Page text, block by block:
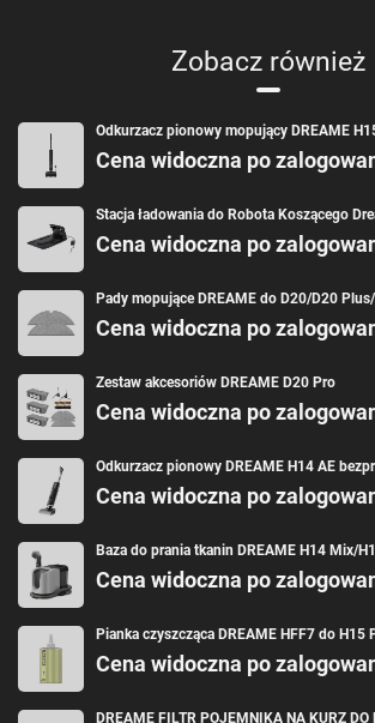
Zobacz również
Odkurzacz pionowy mopujący DREAME
Cena widoczna po
Stacja ładowania do Robota Koszącego
Cena widoczna po
Pady mopujące DREAME do D20/D20
Cena widoczna po
Zestaw akcesoriów DREAME D20 Pro
Cena widoczna po
Odkurzacz pionowy DREAME H14 AE
Cena widoczna po
Baza do prania tkanin DREAME H14 Mix/
Cena widoczna po
Pianka czyszcząca DREAME HFF7 do H15
Cena widoczna po
DREAME FILTR POJEMNIKA NA KURZ DO